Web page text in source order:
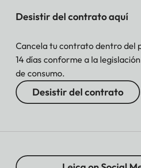
Desistir del contrato aquí
Cancela tu contrato dentro del
14 días conforme a la
de consumo.
Desistir del contrato